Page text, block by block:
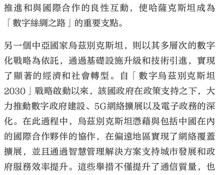
推進和與國際合作的良性互動，使哈薩克斯坦成為
「數字絲綢之路」的重要支點。
另一個中亞國家烏茲別克斯坦，則以其多層次的數字
化戰略為依託，通過基礎設施升級和技術引進，實現
了顯著的經濟和社會轉型。自「數字烏茲別克斯坦
2030」戰略啟動以來，該國政府在政策支持之下，大
力推動數字政府建設、5G網絡擴展以及電子政務的深
化。在此過程中，烏茲別克斯坦憑藉與包括中國在內
的國際合作夥伴的協作，在偏遠地區實現了網絡覆蓋
擴展，並且通過智慧管理解決方案支持城市發展和政
府服務效率提升。這些舉措不僅提升了通信質量，也